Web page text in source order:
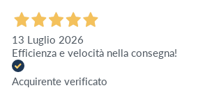
13 Luglio 2026
Efficienza e velocità nella consegna!
Acquirente verificato